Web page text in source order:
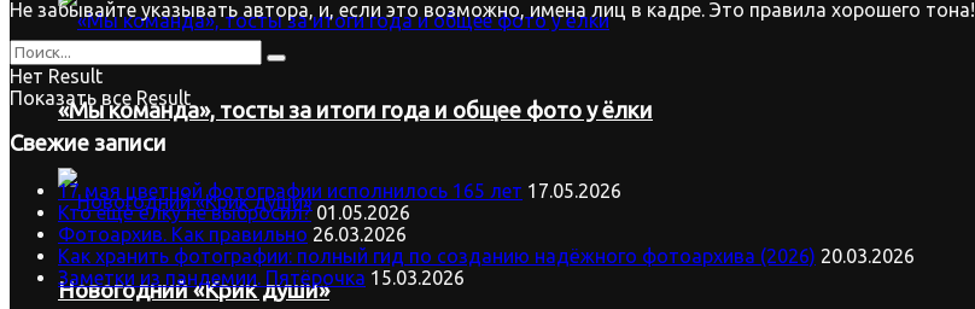
«Мы команда», тосты за итоги года и общее фото у ёлки
Новогодний «Крик души»
Не забывайте указывать автора, и, если это возможно, имена лиц в кадре. Это правила хорошего тона!
Нет Result
Показать все Result
Свежие записи
17 мая цветной фотографии исполнилось 165 лет 17.05.2026
Кто ещё ёлку не выбросил? 01.05.2026
Фотоархив. Как правильно 26.03.2026
Как хранить фотографии: полный гид по созданию надёжного фотоархива (2026) 20.03.2026
Заметки из пандемии. Пятёрочка 15.03.2026